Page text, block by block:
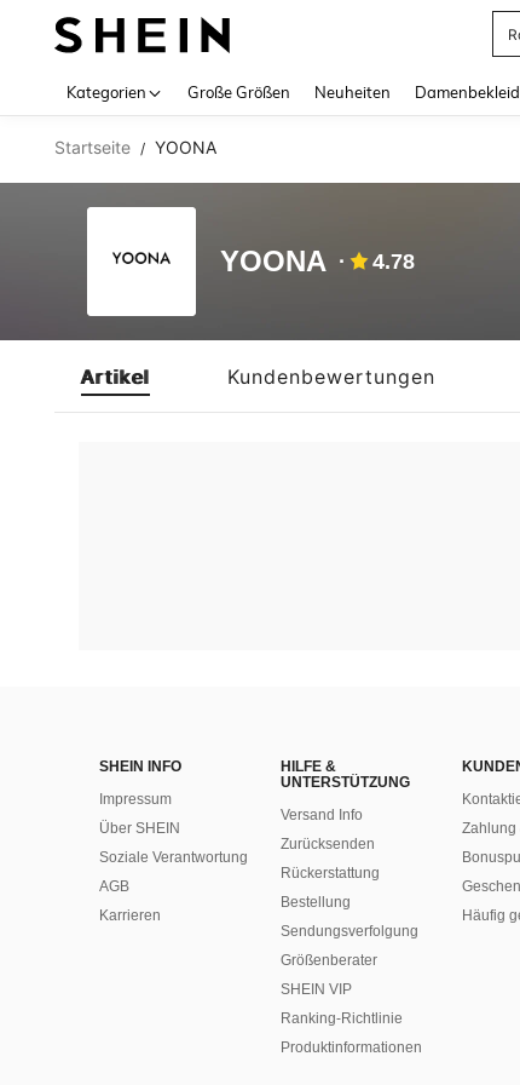
Kategorien Große Größen Neuheiten
Startseite / YOONA
YOONA 4.78
Artikel Kundenbewertungen
SHEIN INFO
Impressum
Über SHEIN
Soziale Verantwortung
AGB
Karrieren
HILFE &
UNTERSTÜTZUNG
Versand Info
Zurücksenden
Rückerstattung
Bestellung
Sendungsverfolgung
Größenberater
SHEIN VIP
Ranking-Richtlinie
​Produktinformationen
Zahlung
Häufig